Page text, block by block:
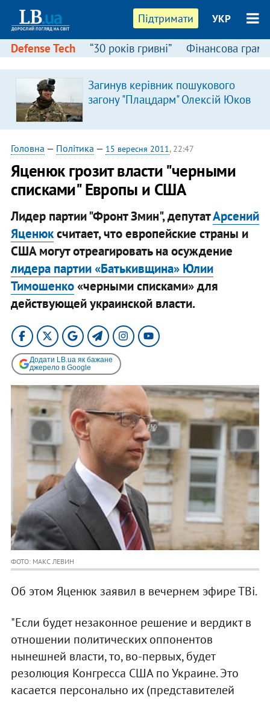
Підтримати УКР
Defense Tech “30 років гривні” Фінансова
Загинув керівник пошукового
загону "Плацдарм" Олексій Юков
Головна — Політика — 15 вересня 2011, 22:47
Яценюк грозит власти "черными
списками" Европы и США
Лидер партии "Фронт Змин", депутатАрсений
Яценюксчитает, что европейские страны и
США могут отреагировать на осуждение
лидера партии «Батькивщина» Юлии
Тимошенко«черными списками» для
действующей украинской власти.
Додати LB.ua як бажане
джерело в Google
ФОТО: МАКС ЛЕВИН
Об этом Яценюк заявил в вечернем эфире ТВі.
"Если будет незаконное решение и вердикт в
отношении политических оппонентов
нынешней власти, то, во-первых, будет
резолюция Конгресса США по Украине. Это
касается персонально их (представителей